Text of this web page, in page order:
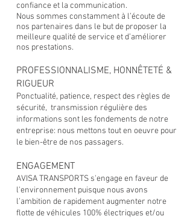
confiance et la communication.
Nous sommes constamment à l’écoute de
nos partenaires dans le but de proposer la
meilleure qualité de service et d’améliorer
nos prestations.
PROFESSIONNALISME, HONNÊTETÉ &
RIGUEUR
Ponctualité, patience, respect des règles de
sécurité, transmission régulière des
informations sont les fondements de notre
entreprise: nous mettons tout en oeuvre pour
le bien-être de nos passagers.
ENGAGEMENT
AVISA TRANSPORTS s'engage en faveur de
l'environnement puisque nous avons
l’ambition de rapidement augmenter notre
flotte de véhicules 100% électriques et/ou